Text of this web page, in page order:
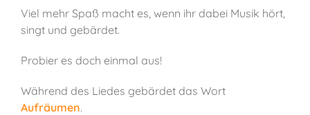
Viel mehr Spaß macht es, wenn ihr dabei Musik hört,
singt und gebärdet.
Probier es doch einmal aus!
Während des Liedes gebärdet das Wort
Aufräumen.